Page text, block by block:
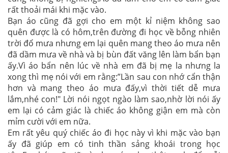
rất thoải mái khi mặc vào.
Bạn áo cũng đã gợi cho em một kỉ niệm không sao
quên được là có hôm,trên đường đi học về bỗng nhiên
trời đổ mưa nhưng em lại quên mang theo áo mưa nên
đã dầm mưa về nhà và bị bùn đất văng lên làm bẩn bạn
ấy.Vì áo bẩn nên lúc về nhà em đã bị mẹ la nhưng la
xong thì mẹ nói với em rằng:”Lần sau con nhớ cẩn thận
hơn và mang theo áo mưa đấy,vì thời tiết dễ mưa
lắm,nhé con!" Lời nói ngọt ngào làm sao,nhờ lời nói ấy
em lại có cảm giác là chiếc áo không giận em mà còn
mỉm cười với em nữa.
Em rất yêu quý chiếc áo đi học này vì khi mặc vào bạn
ấy đã giúp em có tinh thần sảng khoái trong học